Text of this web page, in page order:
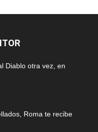
Diablo otra vez, en
Roma te recibe